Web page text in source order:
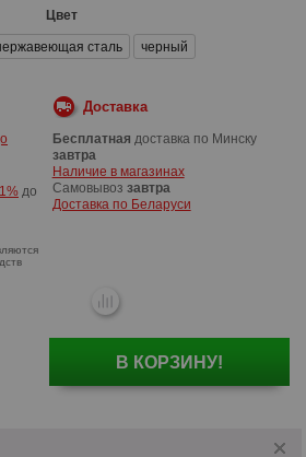
Цвет
сталь черный
до
Доставка
Бесплатная доставка по Минску
завтра
Наличие в магазинах
Самовывоз завтра
Доставка по Беларуси
В КОРЗИНУ!